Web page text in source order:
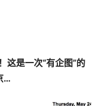
这是一次“有企图”的
…